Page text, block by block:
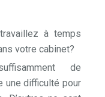
à temps
votre cabinet?
de
une difficulté pour